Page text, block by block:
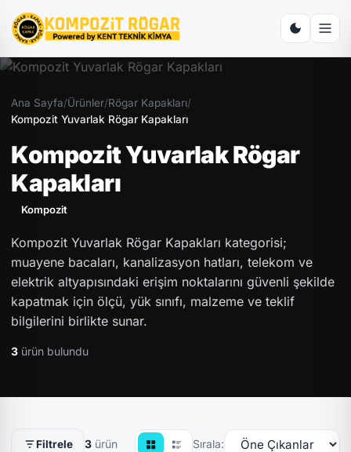
Ana Sayfa/Ürünler/Rögar Kapakları/
Kompozit Yuvarlak Rögar Kapakları
Kompozit Yuvarlak Rögar
Kapakları
Kompozit
Kompozit Yuvarlak Rögar Kapakları kategorisi;
muayene bacaları, kanalizasyon hatları, telekom ve
elektrik altyapısındaki erişim noktalarını güvenli şekilde
kapatmak için ölçü, yük sınıfı, malzeme ve teklif
bilgilerini birlikte sunar.
3 ürün bulundu
Filtrele 3 ürün Sırala: